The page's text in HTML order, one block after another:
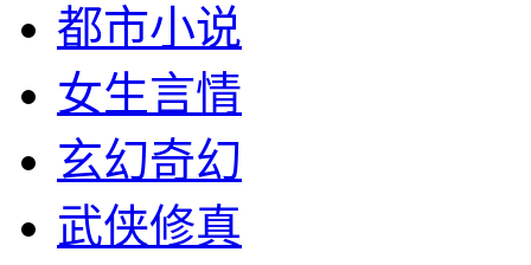
都市小说
女生言情
玄幻奇幻
武侠修真